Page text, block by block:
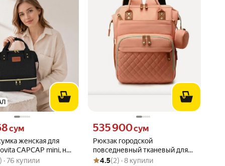
женская для
CAPCAP mini, на
сум вместо
сум
4.8 из 5
· 76 купили
· 76 купили
Рюкзак городской
повседневный тканевый для
Мам с USB и карманами
Цена 535900 сум вместо
535 900сум
Рейтинг товара: 4.5 из 5
Оценок: (2) · 8 купили
4.5(2) · 8 купили